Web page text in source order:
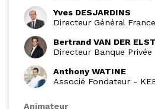
Yves DESJARDINS
Directeur Général France
Bertrand VAN DER ELST
Directeur Banque
Anthony WATINE
Associé Fondateur -
Animateur